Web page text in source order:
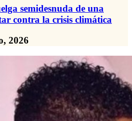
semidesnuda de una
contra la crisis climática
2026